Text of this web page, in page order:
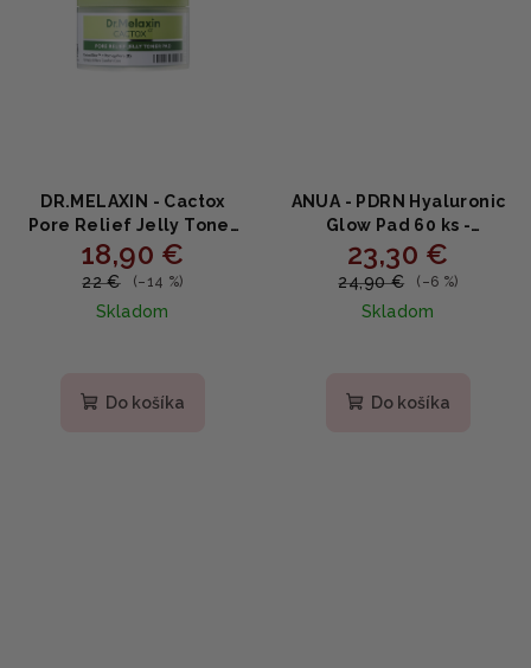
DR.MELAXIN - Cactox
Pore Relief Jelly Toner
Pad - Chladivé tonerové
tampóny na zjemnenie
kaktusom 60 ks
18,90 €
22 € (–14 %)
Skladom
Do košíka
ANUA - PDRN Hyaluronic
Glow Pad 60 ks -
Rozjasňujúce a
hydratované čípky s
PDRN a kyselinou
hyalurónovou 180ml
23,30 €
24,90 € (–6 %)
Skladom
Do košíka